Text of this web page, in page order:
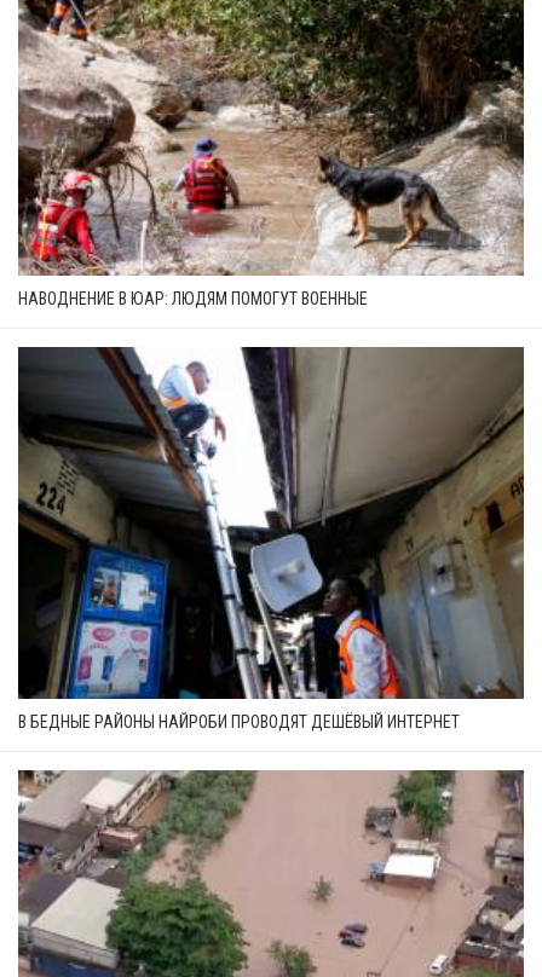
НАВОДНЕНИЕ В ЮАР: ЛЮДЯМ ПОМОГУТ ВОЕННЫЕ
В БЕДНЫЕ РАЙОНЫ НАЙРОБИ ПРОВОДЯТ ДЕШЁВЫЙ ИНТЕРНЕТ